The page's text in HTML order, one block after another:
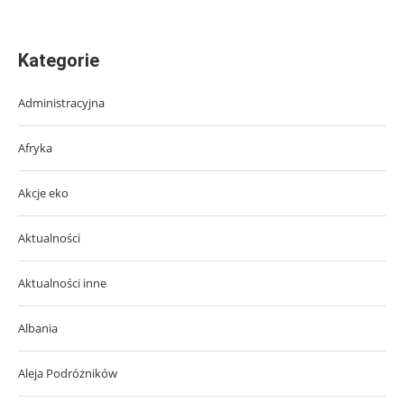
Kategorie
Administracyjna
Afryka
Akcje eko
Aktualności
Aktualności inne
Albania
Aleja Podróżników